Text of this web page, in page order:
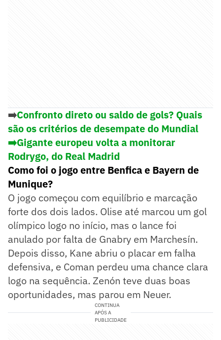
➡️Confronto direto ou saldo de gols? Quais
são os critérios de desempate do Mundial
➡️Gigante europeu volta a monitorar
Rodrygo, do Real Madrid
Como foi o jogo entre Benfica e Bayern de
Munique?
O jogo começou com equilíbrio e marcação
forte dos dois lados. Olise até marcou um gol
olímpico logo no início, mas o lance foi
anulado por falta de Gnabry em Marchesín.
Depois disso, Kane abriu o placar em falha
defensiva, e Coman perdeu uma chance clara
logo na sequência. Zenón teve duas boas
oportunidades, mas parou em Neuer.
CONTINUA
APÓS A
PUBLICIDADE